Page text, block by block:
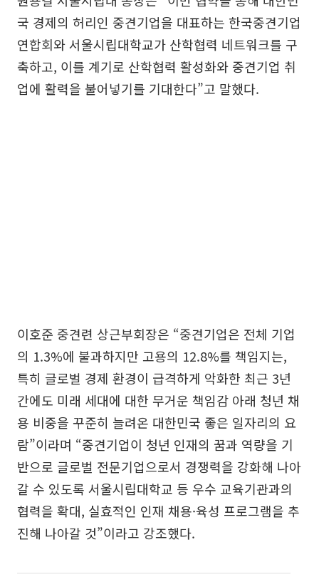
국 경제의 허리인 중견기업을 대표하는 한국중견기업
연합회와 서울시립대학교가 산학협력 네트워크를 구
축하고, 이를 계기로 산학협력 활성화와 중견기업 취
업에 활력을 불어넣기를 기대한다”고 말했다.
이호준 중견련 상근부회장은 “중견기업은 전체 기업
의 1.3%에 불과하지만 고용의 12.8%를 책임지는,
특히 글로벌 경제 환경이 급격하게 악화한 최근 3년
간에도 미래 세대에 대한 무거운 책임감 아래 청년 채
용 비중을 꾸준히 늘려온 대한민국 좋은 일자리의 요
람”이라며 “중견기업이 청년 인재의 꿈과 역량을 기
반으로 글로벌 전문기업으로서 경쟁력을 강화해 나아
갈 수 있도록 서울시립대학교 등 우수 교육기관과의
협력을 확대, 실효적인 인재 채용·육성 프로그램을 추
진해 나아갈 것”이라고 강조했다.